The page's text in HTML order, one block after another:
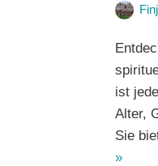
ist
Alter,
Sie
»